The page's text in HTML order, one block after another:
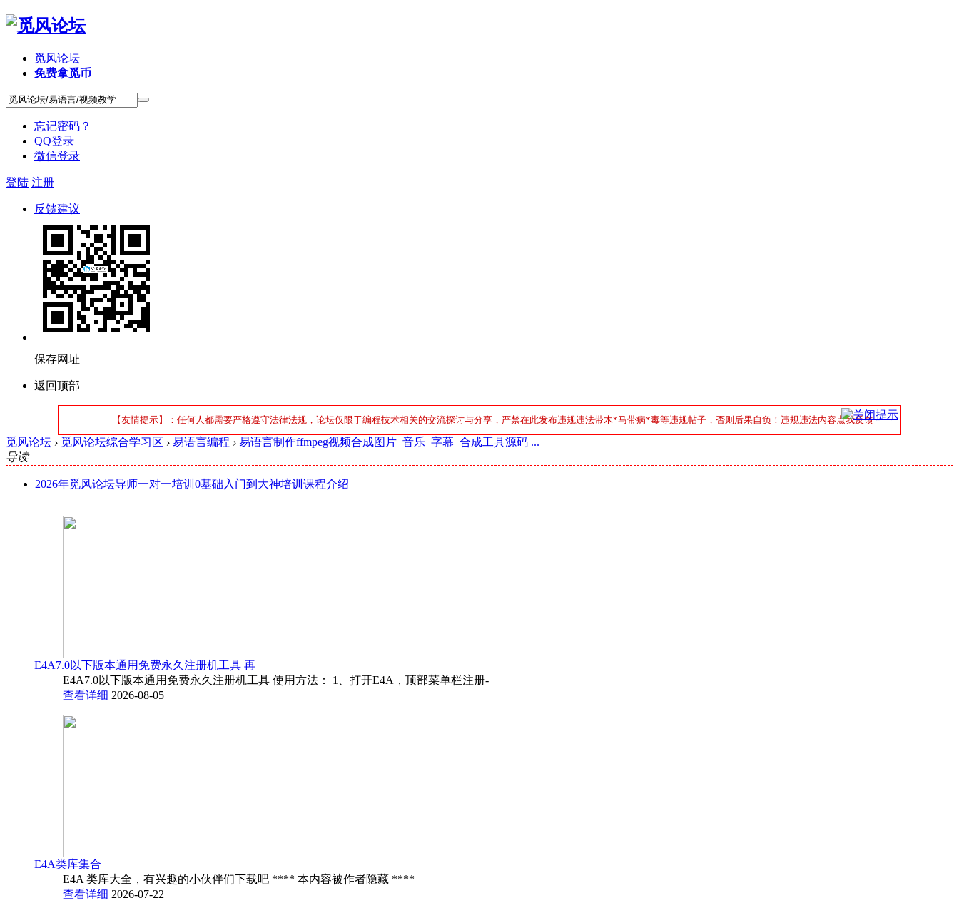
觅风论坛
免费拿觅币
忘记密码？
QQ登录
微信登录
登陆 注册
反馈建议
保存网址
返回顶部
【友情提示】：任何人都需要严格遵守法律法规，论坛仅限于编程技术相关的交流探讨与分享，严禁在此发布违规违法带木*马带病*毒等违规帖子，否则后果自负！违规违法内容点我反馈
觅风论坛 › 觅风论坛综合学习区 › 易语言编程 › 易语言制作ffmpeg视频合成图片_音乐_字幕_合成工具源码 ...
导读
2026年觅风论坛导师一对一培训0基础入门到大神培训课程介绍
E4A7.0以下版本通用免费永久注册机工具 再
E4A7.0以下版本通用免费永久注册机工具 使用方法： 1、打开E4A，顶部菜单栏注册-
查看详细 2026-08-05
E4A类库集合
E4A 类库大全，有兴趣的小伙伴们下载吧 **** 本内容被作者隐藏 ****
查看详细 2026-07-22